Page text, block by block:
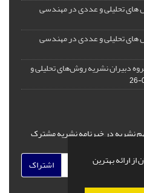
ارائه بهترین
29 نشریه روش های تحلیلی و عددی در مهندسی
25 نشریه روش های تحلیلی و عددی در مهندسی
دبیران نشریه روش‌های تحلیلی و
نشریه در خبرنامه نشریه مشترک
اشتراک